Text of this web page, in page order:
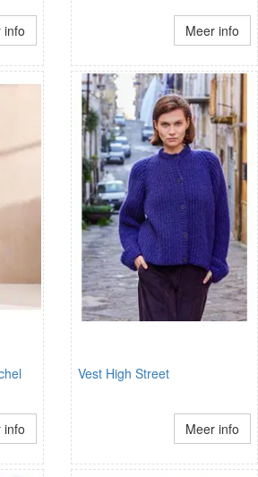
info Meer info
info
Vest High Street
Meer info